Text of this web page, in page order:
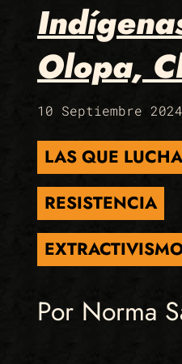
Olopa,
10 Septiembre 2024
LAS QUE
RESISTENCIA
Por Norma